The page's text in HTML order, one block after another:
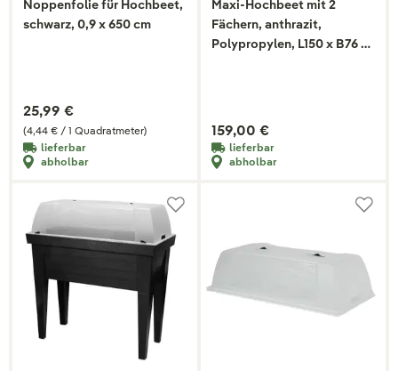
Noppenfolie für Hochbeet,
schwarz, 0,9 x 650 cm
(4,44 € / 1 Quadratmeter)
25,99 €
lieferbar
abholbar
Maxi-Hochbeet mit 2
Fächern, anthrazit,
Polypropylen, L150 x B76 x
159,00 €
lieferbar
abholbar